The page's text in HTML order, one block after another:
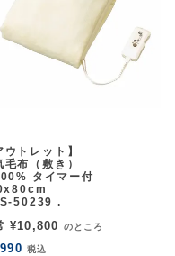
ウトレット】
毛布（敷き）
タイマー付
50239 .
¥10,800 のところ
税込